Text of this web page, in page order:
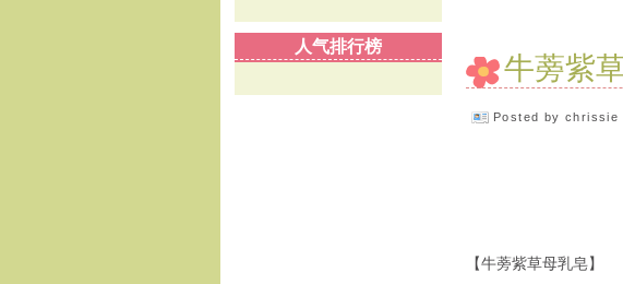
人气排行榜
牛蒡紫
Posted bychrissie
【牛蒡紫草母乳皂】